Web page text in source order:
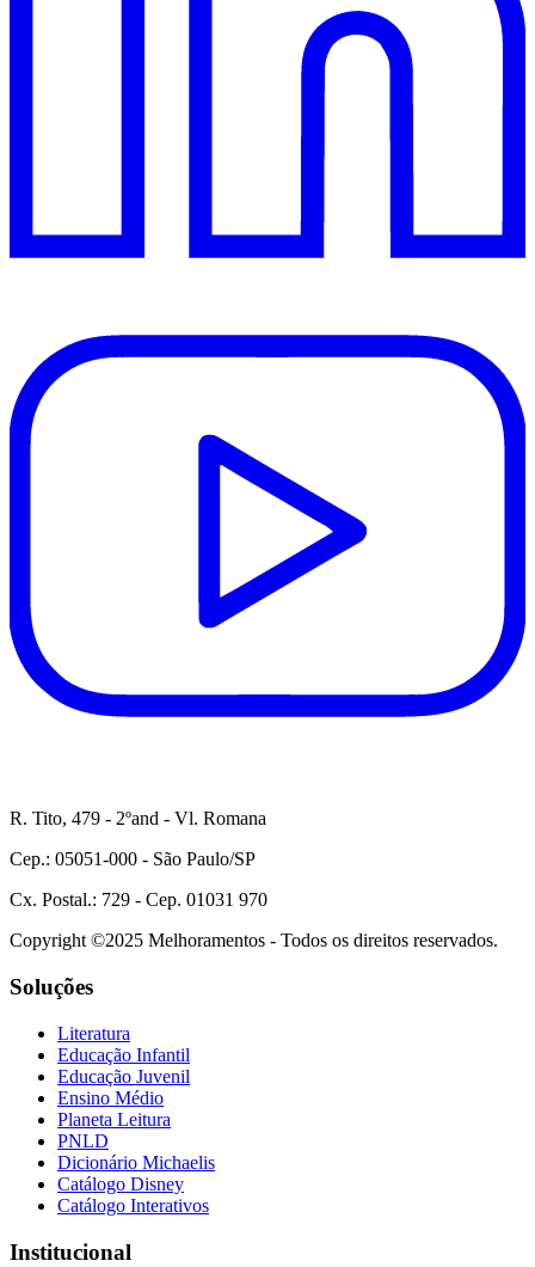
R. Tito, 479 - 2ºand - Vl. Romana
Cep.: 05051-000 - São Paulo/SP
Cx. Postal.: 729 - Cep. 01031 970
Copyright ©2025 Melhoramentos - Todos os direitos reservados.
Soluções
Literatura
Educação Infantil
Educação Juvenil
Ensino Médio
Planeta Leitura
PNLD
Dicionário Michaelis
Catálogo Disney
Catálogo Interativos
Institucional